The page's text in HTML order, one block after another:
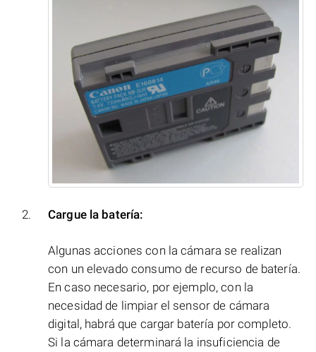
Cargue la batería:
Algunas acciones con la cámara se realizan
con un elevado consumo de recurso de batería.
En caso necesario, por ejemplo, con la
necesidad de limpiar el sensor de cámara
digital, habrá que cargar batería por completo.
Si la cámara determinará la insuficiencia de